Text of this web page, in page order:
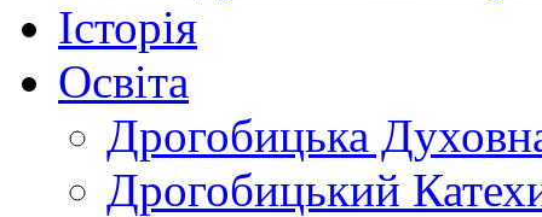
Історія
Освіта
Дрогобицька
Дрогобицький